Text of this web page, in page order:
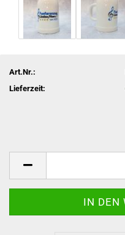
Art.Nr.:
Lieferzeit: